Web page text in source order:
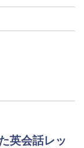
英会話レッ